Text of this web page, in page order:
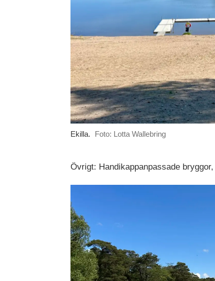
Ekilla. Foto: Lotta Wallebring
Övrigt: Handikappanpassade